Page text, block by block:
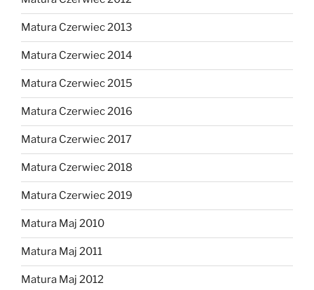
Matura Czerwiec 2013
Matura Czerwiec 2014
Matura Czerwiec 2015
Matura Czerwiec 2016
Matura Czerwiec 2017
Matura Czerwiec 2018
Matura Czerwiec 2019
Matura Maj 2010
Matura Maj 2011
Matura Maj 2012